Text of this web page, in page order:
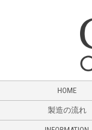
HOME
製造の流れ